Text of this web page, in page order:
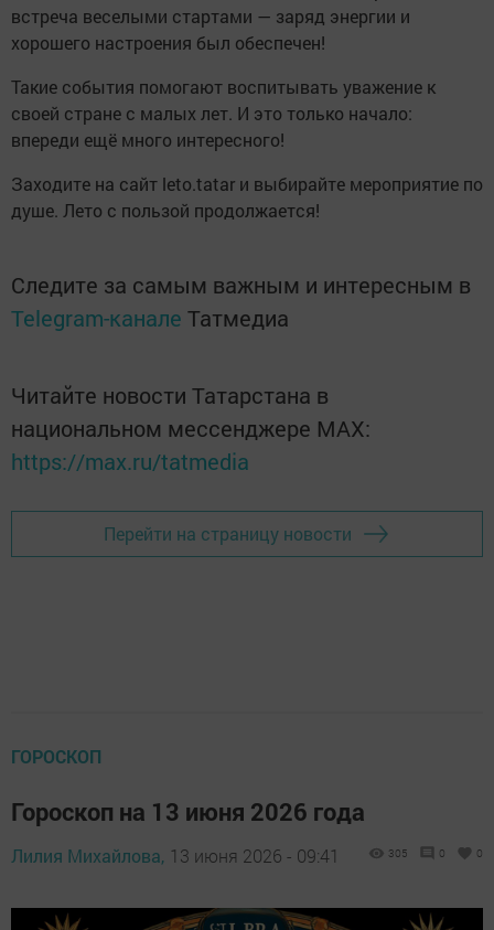
встреча веселыми стартами — заряд энергии и
хорошего настроения был обеспечен!
Такие события помогают воспитывать уважение к
своей стране с малых лет. И это только начало:
впереди ещё много интересного!
Заходите на сайт leto.tatar и выбирайте мероприятие по
душе. Лето с пользой продолжается!
Следите за самым важным и интересным в
Telegram-канале Татмедиа
Читайте новости Татарстана в
национальном мессенджере MАХ:
https://max.ru/tatmedia
Перейти на страницу новости
ГОРОСКОП
Гороскоп на 13 июня 2026 года
Лилия Михайлова, 13 июня 2026 - 09:41 305 0 0